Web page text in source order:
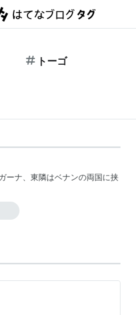
トーゴ
ガーナ、東隣はベナンの両国に挟
州（イタリア等）を経由し20時